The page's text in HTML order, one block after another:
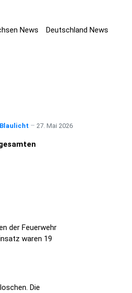
News Deutschland News
Blaulicht 27. Mai 2026
der Feuerwehr
waren 19
Die